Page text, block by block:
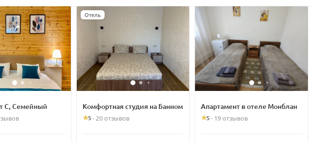
С, Семейный
Отель
Комфортная студия на Банном
5 · 20 отзывов
Апартамент в отеле Монблан
5 · 19 отзывов